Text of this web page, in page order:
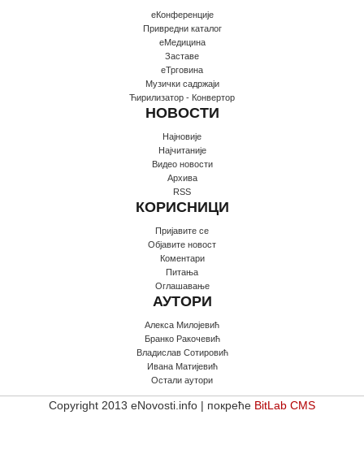
еКонференције
Привредни каталог
еМедицина
Заставе
еТрговина
Музички садржаји
Ћирилизатор - Конвертор
НОВОСТИ
Најновије
Најчитаније
Видео новости
Архива
RSS
КОРИСНИЦИ
Пријавите се
Oбјавите новост
Коментари
Питања
Оглашавање
АУТОРИ
Алекса Милојевић
Бранко Ракочевић
Владислав Сотировић
Ивана Матијевић
Остали аутори
Copyright 2013 eNovosti.info | покреће BitLab CMS